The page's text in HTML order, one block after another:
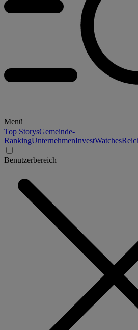
Menü
Top StorysGemeinde-
RankingUnternehmenInvestWatches
Benutzerbereich